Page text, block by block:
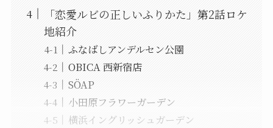
「恋愛ルビの正しいふりかた」第2話ロケ
地紹介
ふなばしアンデルセン公園
OBICA 西新宿店
SÖAP
小田原フラワーガーデン
横浜イングリッシュガーデン